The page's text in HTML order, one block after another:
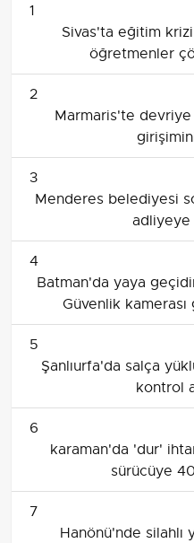
1
Sivas'ta eğitim
öğretmenler
2
Marmaris'te devriye
3
Menderes belediyesi
4
Batman'da yaya
Güvenlik kamerası
5
Şanlıurfa'da salça
kontrol
6
karaman'da 'dur'
sürücüye
7
Hanönü'nde silahlı